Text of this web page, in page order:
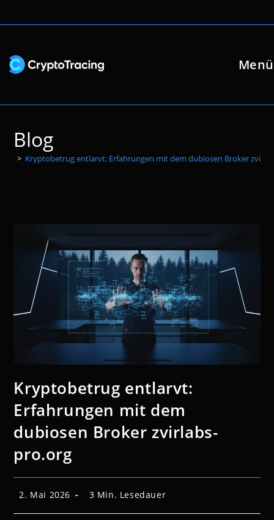
Inhalt
Menü
Blog
> Kryptobetrug entlarvt: Erfahrungen mit dem dubiosen Broker
Kryptobetrug entlarvt:
Erfahrungen mit dem
dubiosen Broker zvirlabs-
pro.org
Beitrag
2. Mai 2026 Lesedauer:
3 Min. Lesedauer